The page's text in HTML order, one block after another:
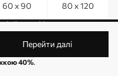
60 x 90 80 x 120
Перейти далі
40%.
файли cookie
захищені. Власник:
31780602.